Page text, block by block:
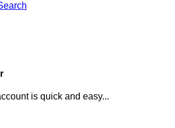
is quick and easy...